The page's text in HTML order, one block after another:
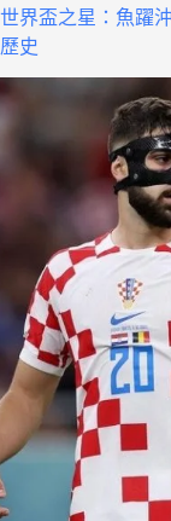
世界盃之星：魚躍
歷史